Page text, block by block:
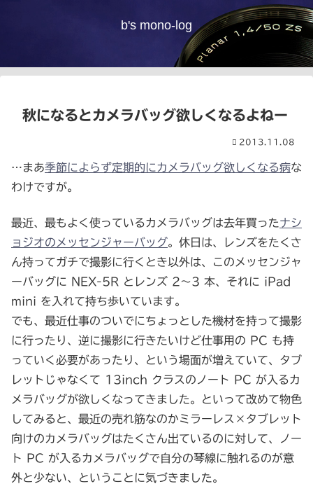
b's mono-log
秋になるとカメラバッグ欲しくなるよねー
2013.11.08
…まあ季節によらず定期的にカメラバッグ欲しくなる病な
わけですが。
最近、最もよく使っているカメラバッグは去年買ったナシ
ョジオのメッセンジャーバッグ。休日は、レンズをたくさ
ん持ってガチで撮影に行くとき以外は、このメッセンジャ
ーバッグに NEX-5R とレンズ 2～3 本、それに iPad
mini を入れて持ち歩いています。
でも、最近仕事のついでにちょっとした機材を持って撮影
に行ったり、逆に撮影に行きたいけど仕事用の PC も持
っていく必要があったり、という場面が増えていて、タブ
レットじゃなくて 13inch クラスのノート PC が入るカ
メラバッグが欲しくなってきました。といって改めて物色
してみると、最近の売れ筋なのかミラーレス×タブレット
向けのカメラバッグはたくさん出ているのに対して、ノー
ト PC が入るカメラバッグで自分の琴線に触れるのが意
外と少ない、ということに気づきました。